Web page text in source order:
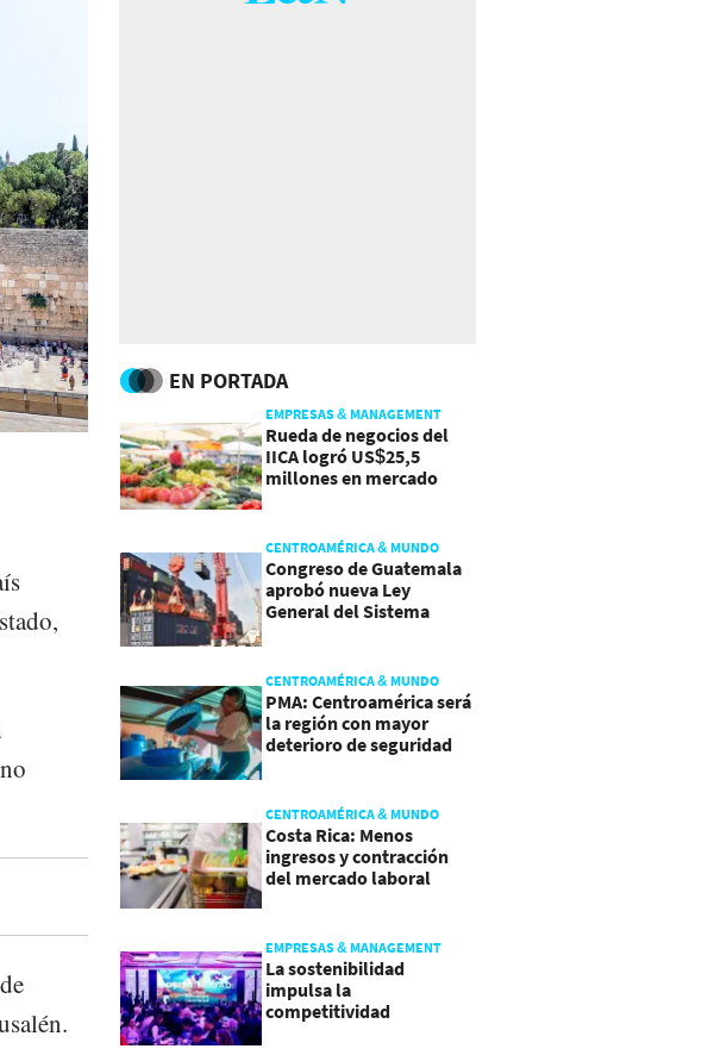
EN PORTADA
EMPRESAS & MANAGEMENT
Rueda de negocios del
IICA logró US$25,5
millones en mercado
CENTROAMÉRICA & MUNDO
Congreso de Guatemala
aprobó nueva Ley
General del Sistema
CENTROAMÉRICA & MUNDO
PMA: Centroamérica será
la región con mayor
deterioro de seguridad
CENTROAMÉRICA & MUNDO
Costa Rica: Menos
ingresos y contracción
del mercado laboral
EMPRESAS & MANAGEMENT
La sostenibilidad
impulsa la
competitividad